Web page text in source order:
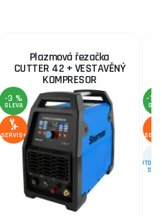
Plazmová řezačka
CUTTER 42 + VESTAVĚNÝ
KOMPRESOR
-3 %
SLEVA
SERVIS+
-12